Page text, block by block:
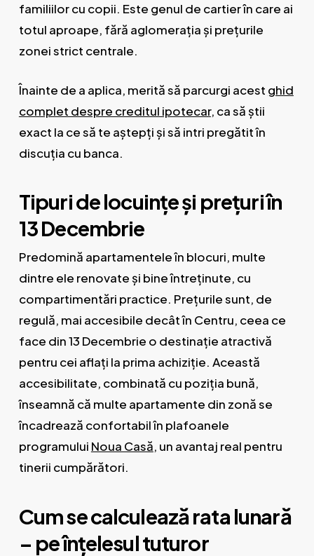
familiilor cu copii. Este genul de cartier în care ai
totul aproape, fără aglomerația și prețurile
zonei strict centrale.
Înainte de a aplica, merită să parcurgi acest ghid
complet despre creditul ipotecar, ca să știi
exact la ce să te aștepți și să intri pregătit în
discuția cu banca.
Tipuri de locuințe și prețuri în
13 Decembrie
Predomină apartamentele în blocuri, multe
dintre ele renovate și bine întreținute, cu
compartimentări practice. Prețurile sunt, de
regulă, mai accesibile decât în Centru, ceea ce
face din 13 Decembrie o destinație atractivă
pentru cei aflați la prima achiziție. Această
accesibilitate, combinată cu poziția bună,
înseamnă că multe apartamente din zonă se
încadrează confortabil în plafoanele
programului Noua Casă, un avantaj real pentru
tinerii cumpărători.
Cum se calculează rata lunară
– pe înțelesul tuturor